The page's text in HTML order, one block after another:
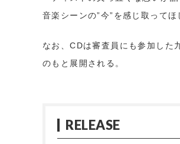
音楽シーンの”今”を感じ取ってほ
なお、CDは審査員にも参加した
のもと展開される。
RELEASE